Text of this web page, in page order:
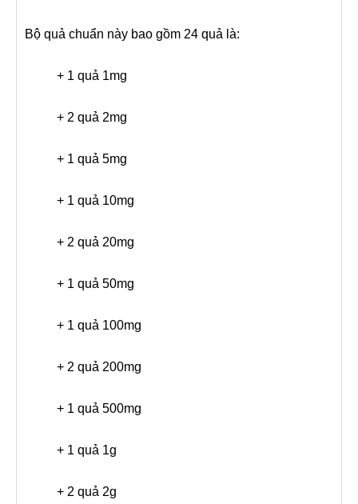
Bộ quả chuẩn này bao gồm 24 quả là:
+ 1 quả 1mg
+ 2 quả 2mg
+ 1 quả 5mg
+ 1 quả 10mg
+ 2 quả 20mg
+ 1 quả 50mg
+ 1 quả 100mg
+ 2 quả 200mg
+ 1 quả 500mg
+ 1 quả 1g
+ 2 quả 2g